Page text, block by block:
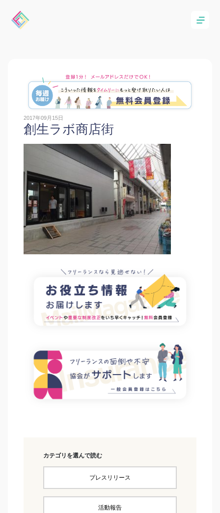
2017年09月15日
創生ラボ商店街
カテゴリを選んで読む
プレスリリース
活動報告